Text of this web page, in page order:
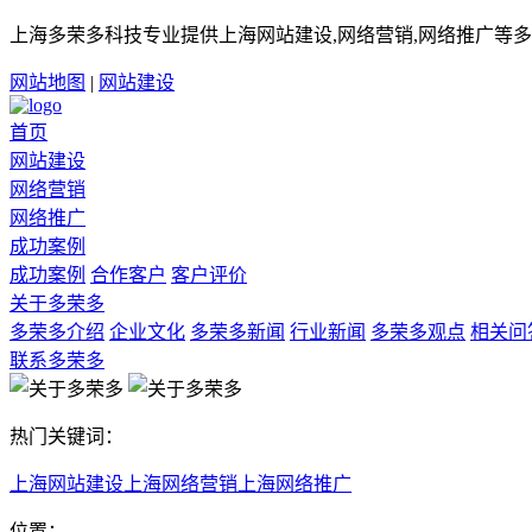
上海多荣多科技专业提供上海网站建设,网络营销,网络推广等
网站地图 | 网站建设
首页
网站建设
网络营销
网络推广
成功案例
成功案例 合作客户 客户评价
关于多荣多
多荣多介绍 企业文化 多荣多新闻 行业新闻 多荣多观点 相关问
联系多荣多
热门关键词：
上海网站建设 上海网络营销 上海网络推广